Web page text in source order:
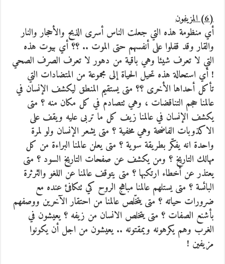
(6) المزيفون
أي منظومة هذه التي جعلت الناس أسرى الذبح والأحجار والنار
والقار وقد قفلوا على أنفسهم حتى الموت .. ؟؟ أي بيوت هذه
التي لا تعرف شيئا وهي باقية من دهور لا تعرف الصرف الصحي
! أي استحالة هذه تحيل الحياة إلى مجموعة من المتضادات التي
تأكل أحداها الأخرى ؟؟ متى يستقيم المنطق ليكشف الإنسان في
عالمنا حجم التناقضات ، وهي تتصادم في كل مكان منه ؟ متى
يكشف الإنسان في عالمنا زيف كل ما تربى عليه ويقف على
الاكذوبات الفاضحة وهي مخفية ؟ متى يشعر الإنسان ولو لمرة
واحدة انه يفكّر بطريقة سوية ؟ متى يعلن عالمنا البراءة من كل
مهالك التاريخ ؟ ومن يكشف عن صفحات التاريخ السود ؟ متى
يعتذر عن أخطاء ارتكبها ؟ متى يتوقف عالمنا عن اللغو والثرثرة
البائسة ؟ متى يستلهم عالمنا مباهج الروح كي تتكافئ عنده مع
ضرورات حياته ؟ متى يتخّلص عالمنا من احتقار الآخرين ووصفهم
بأشنع الصفات ؟ متى يتخلص الانسان من زيفه ؟ يعيشون في
الغرب وهم يكرهونه ويمقتونه .. يعيشون من اجل أن يكونوا
مزيفين !